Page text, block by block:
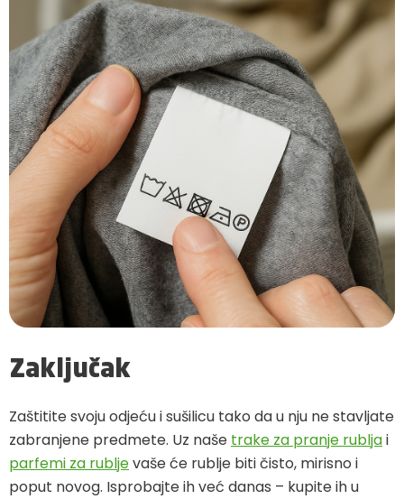
Zaključak
Zaštitite svoju odjeću i sušilicu tako da u nju ne stavljate
zabranjene predmete. Uz naše trake za pranje rubljai
parfemi za rubljevaše će rublje biti čisto, mirisno i
poput novog. Isprobajte ih već danas – kupite ih u